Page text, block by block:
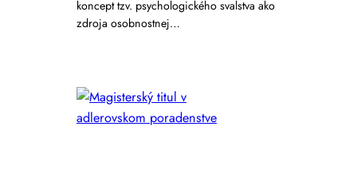
koncept tzv. psychologického svalstva ako
zdroja osobnostnej…